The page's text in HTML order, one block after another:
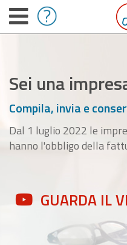
Sei una
Compila, invia e
Dal 1 luglio 2022 le
hanno l'obbligo della
GUARDA IL